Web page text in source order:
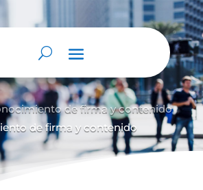
de firma y contenido
de firma y contenido